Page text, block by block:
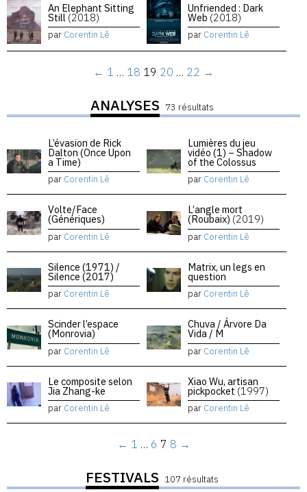
An Elephant Sitting
Still (2018)
par Corentin Lê
Unfriended : Dark
Web (2018)
par Corentin Lê
← 1 … 18 19 20 … 22 →
ANALYSES 73 résultats
L’évasion de Rick
Dalton (Once Upon
a Time)
par Corentin Lê
Lumières du jeu
vidéo (1) – Shadow
of the Colossus
par Corentin Lê
Volte/Face
(Génériques)
par Corentin Lê
L’angle mort
(Roubaix) (2019)
par Corentin Lê
Silence (1971) /
Silence (2017)
par Corentin Lê
Matrix, un legs en
question
par Corentin Lê
Scinder l’espace
(Monrovia)
par Corentin Lê
Chuva / Árvore Da
Vida / M
par Corentin Lê
Le composite selon
Jia Zhang-ke
par Corentin Lê
Xiao Wu, artisan
pickpocket (1997)
par Corentin Lê
← 1 … 6 7 8 →
FESTIVALS 107 résultats